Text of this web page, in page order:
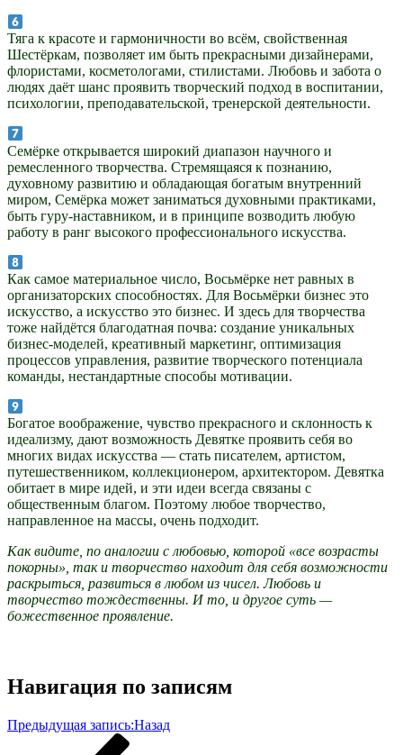
Тяга к красоте и гармоничности во всём, свойственная
Шестёркам, позволяет им быть прекрасными дизайнерами,
флористами, косметологами, стилистами. Любовь и забота о
людях даёт шанс проявить творческий подход в воспитании,
психологии, преподавательской, тренерской деятельности.
Семёрке открывается широкий диапазон научного и
ремесленного творчества. Стремящаяся к познанию,
духовному развитию и обладающая богатым внутренний
миром, Семёрка может заниматься духовными практиками,
быть гуру-наставником, и в принципе возводить любую
работу в ранг высокого профессионального искусства.
Как самое материальное число, Восьмёрке нет равных в
организаторских способностях. Для Восьмёрки бизнес это
искусство, а искусство это бизнес. И здесь для творчества
тоже найдётся благодатная почва: создание уникальных
бизнес-моделей, креативный маркетинг, оптимизация
процессов управления, развитие творческого потенциала
команды, нестандартные способы мотивации.
Богатое воображение, чувство прекрасного и склонность к
идеализму, дают возможность Девятке проявить себя во
многих видах искусства — стать писателем, артистом,
путешественником, коллекционером, архитектором. Девятка
обитает в мире идей, и эти идеи всегда связаны с
общественным благом. Поэтому любое творчество,
направленное на массы, очень подходит.
Как видите, по аналогии с любовью, которой «все возрасты
покорны», так и творчество находит для себя возможности
раскрыться, развиться в любом из чисел. Любовь и
творчество тождественны. И то, и другое суть —
божественное проявление.
Навигация по записям
Предыдущая запись:Назад